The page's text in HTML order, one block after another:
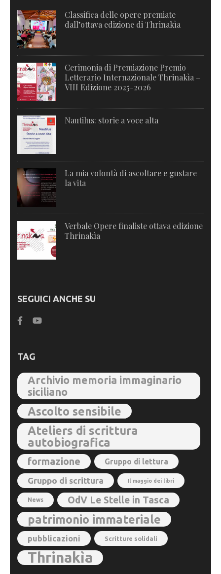
Classifica delle opere premiate
dall’ottava edizione di Thrinakìa
Cerimonia di Premiazione Premio
Letterario Internazionale Thrinakìa –
VIII Edizione 2025-2026
Nautilus: storie a voce alta
La mia volontà di ascoltare e gustare
la vita
Verbale Opere finaliste ottava edizione
Thrinakìa
SEGUICI ANCHE SU
TAG
Archivio memoria immaginario
siciliano
Ascolto sensibile
Ateliers di scrittura
autobiografica
formazione Gruppo di lettura
Gruppo di scrittura Il maggio dei libri
News OdV Le Stelle in Tasca
patrimonio immateriale
pubblicazioni Scritture solidali
Thrinakìa